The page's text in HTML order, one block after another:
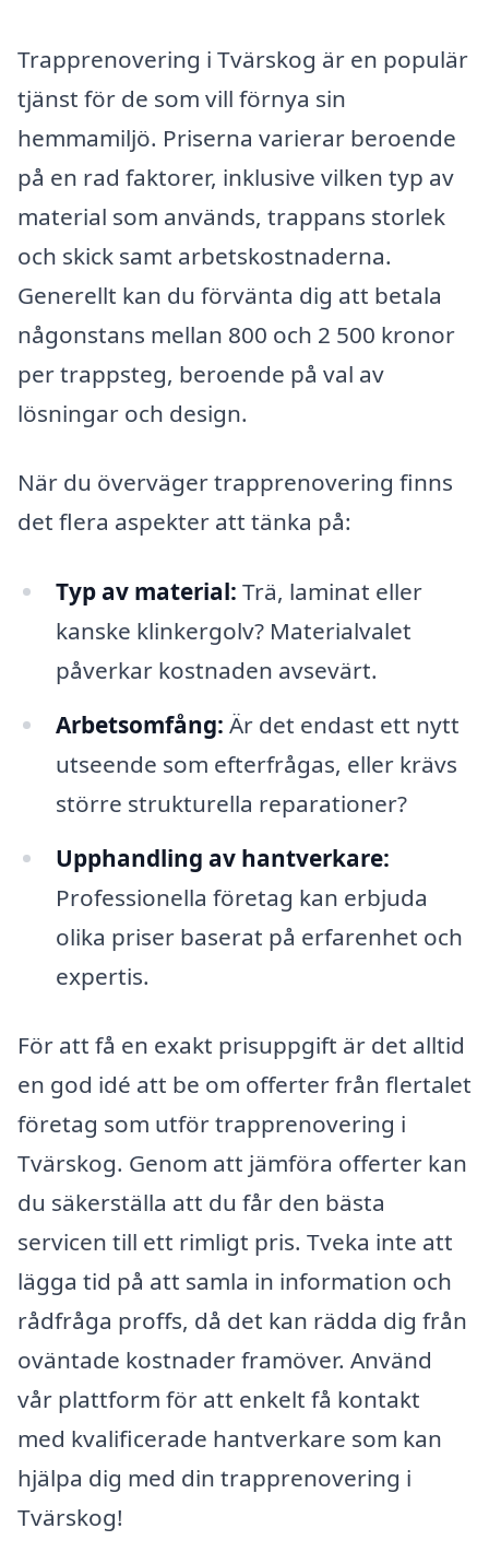
Trapprenovering i Tvärskog är en populär
tjänst för de som vill förnya sin
hemmamiljö. Priserna varierar beroende
på en rad faktorer, inklusive vilken typ av
material som används, trappans storlek
och skick samt arbetskostnaderna.
Generellt kan du förvänta dig att betala
någonstans mellan 800 och 2 500 kronor
per trappsteg, beroende på val av
lösningar och design.
När du överväger trapprenovering finns
det flera aspekter att tänka på:
Typ av material: Trä, laminat eller
kanske klinkergolv? Materialvalet
påverkar kostnaden avsevärt.
Arbetsomfång: Är det endast ett nytt
utseende som efterfrågas, eller krävs
större strukturella reparationer?
Upphandling av hantverkare:
Professionella företag kan erbjuda
olika priser baserat på erfarenhet och
expertis.
För att få en exakt prisuppgift är det alltid
en god idé att be om offerter från flertalet
företag som utför trapprenovering i
Tvärskog. Genom att jämföra offerter kan
du säkerställa att du får den bästa
servicen till ett rimligt pris. Tveka inte att
lägga tid på att samla in information och
rådfråga proffs, då det kan rädda dig från
oväntade kostnader framöver. Använd
vår plattform för att enkelt få kontakt
med kvalificerade hantverkare som kan
hjälpa dig med din trapprenovering i
Tvärskog!